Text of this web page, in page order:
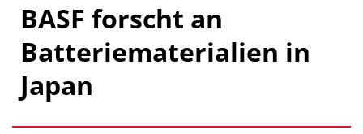
BASF forscht an
Batteriematerialien in
Japan